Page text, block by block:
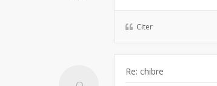
Citer
Re: chibre